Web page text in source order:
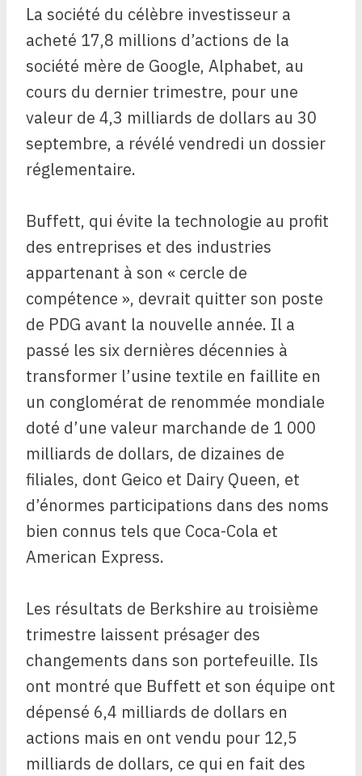
La société du célèbre investisseur a
acheté 17,8 millions d’actions de la
société mère de Google, Alphabet, au
cours du dernier trimestre, pour une
valeur de 4,3 milliards de dollars au 30
septembre, a révélé vendredi un dossier
réglementaire.
Buffett, qui évite la technologie au profit
des entreprises et des industries
appartenant à son « cercle de
compétence », devrait quitter son poste
de PDG avant la nouvelle année. Il a
passé les six dernières décennies à
transformer l’usine textile en faillite en
un conglomérat de renommée mondiale
doté d’une valeur marchande de 1 000
milliards de dollars, de dizaines de
filiales, dont Geico et Dairy Queen, et
d’énormes participations dans des noms
bien connus tels que Coca-Cola et
American Express.
Les résultats de Berkshire au troisième
trimestre laissent présager des
changements dans son portefeuille. Ils
ont montré que Buffett et son équipe ont
dépensé 6,4 milliards de dollars en
actions mais en ont vendu pour 12,5
milliards de dollars, ce qui en fait des